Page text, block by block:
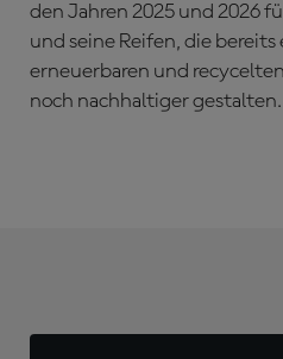
den Jahren 2025 und 2026
und seine Reifen, die
erneuerbaren und
noch nachhaltiger gestalten.